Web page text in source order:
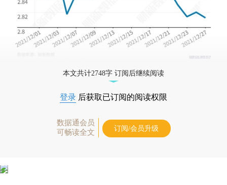
本文共计2748字 订阅后继续阅读
登录 后获取已订阅的阅读权限
数据通会员
可畅读全文
订阅/会员升级